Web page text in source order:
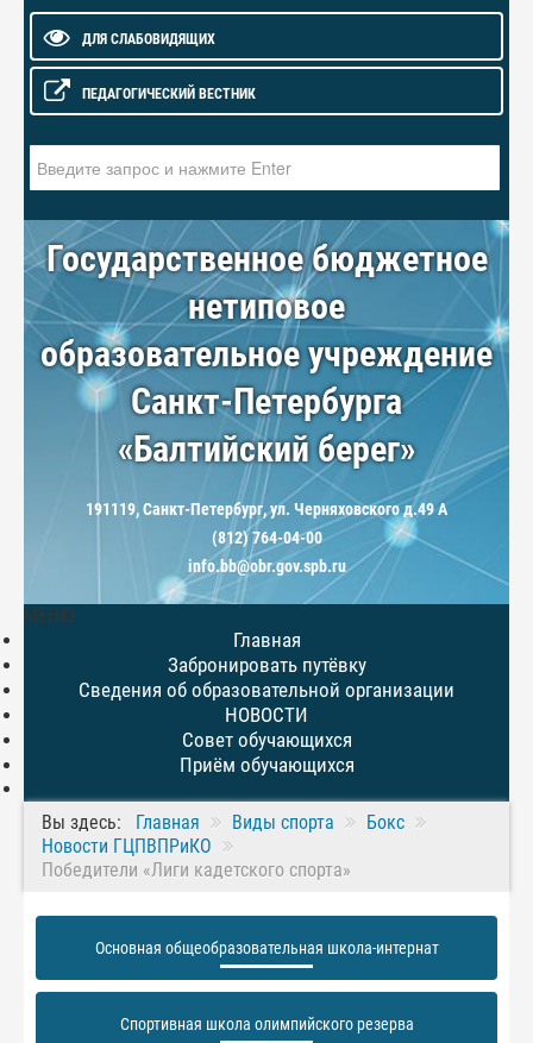
ДЛЯ СЛАБОВИДЯЩИХ
ПЕДАГОГИЧЕСКИЙ ВЕСТНИК
Государственное бюджетное
нетиповое
образовательное учреждение
Санкт-Петербурга
«Балтийский берег»
191119, Санкт-Петербург, ул. Черняховского д.49 А
(812) 764-04-00
info.bb@obr.gov.spb.ru
МЕНЮ
Главная
Забронировать путёвку
Сведения об образовательной организации
НОВОСТИ
Совет обучающихся
Приём обучающихся
Вы здесь: Главная Виды спорта
Бокс
Новости ГЦПВПРиКО
Победители «Лиги кадетского спорта»
Основная общеобразовательная школа-интернат
Спортивная школа олимпийского резерва